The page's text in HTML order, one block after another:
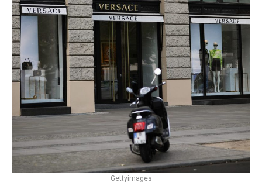
Gettyimages